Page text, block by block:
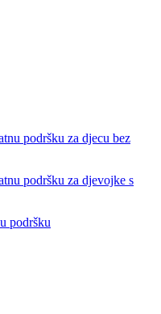
podršku za djecu bez
podršku za djevojke s
podršku